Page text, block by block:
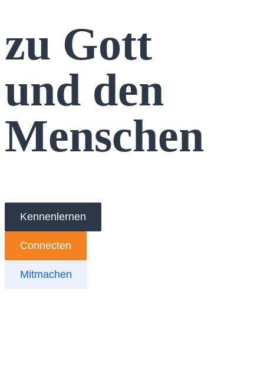
zu Gott
und den
Menschen
Kennenlernen
Connecten
Mitmachen